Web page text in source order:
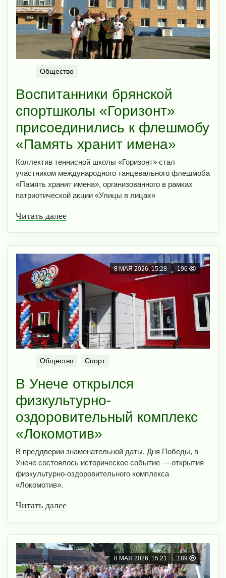
Общество
Воспитанники брянской
спортшколы «Горизонт»
присоединились к флешмобу
«Память хранит имена»
Коллектив теннисной школы «Горизонт» стал
участником международного танцевального флешмоба
«Память хранит имена», организованного в рамках
патриотической акции «Улицы в лицах»
Читать далее
8 МАЯ 2026, 15:28 196
Общество Спорт
В Унече открылся
физкультурно-
оздоровительный комплекс
«Локомотив»
В преддверии знаменательной даты, Дня Победы, в
Унече состоялось историческое событие — открытия
физкультурно-оздоровительного комплекса
«Локомотив».
Читать далее
8 МАЯ 2026, 15:21 189